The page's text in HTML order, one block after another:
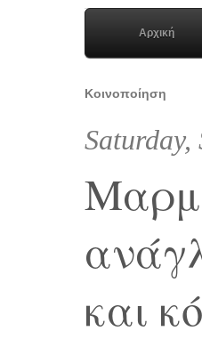
Αρχική
Κοινοποίηση
Saturday,
και